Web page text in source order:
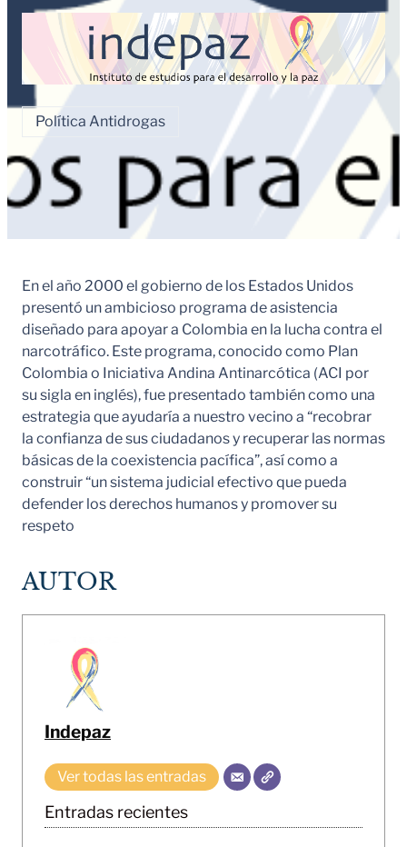
Política Antidrogas
En el año 2000 el gobierno de los Estados Unidos
presentó un ambicioso programa de asistencia
diseñado para apoyar a Colombia en la lucha contra el
narcotráfico. Este programa, conocido como Plan
Colombia o Iniciativa Andina Antinarcótica (ACI por
su sigla en inglés), fue presentado también como una
estrategia que ayudaría a nuestro vecino a “recobrar
la confianza de sus ciudadanos y recuperar las normas
básicas de la coexistencia pacífica”, así como a
construir “un sistema judicial efectivo que pueda
defender los derechos humanos y promover su
respeto
AUTOR
Indepaz
Ver todas las entradas
Entradas recientes